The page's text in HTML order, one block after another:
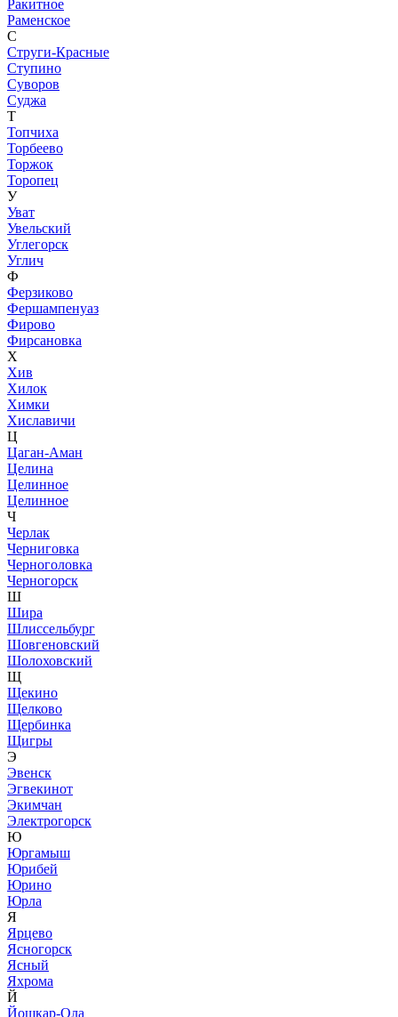
Ракитное
Раменское
С
Струги-Красные
Ступино
Суворов
Суджа
Т
Топчиха
Торбеево
Торжок
Торопец
У
Уват
Увельский
Углегорск
Углич
Ф
Ферзиково
Фершампенуаз
Фирово
Фирсановка
Х
Хив
Хилок
Химки
Хиславичи
Ц
Цаган-Аман
Целина
Целинное
Целинное
Ч
Черлак
Черниговка
Черноголовка
Черногорск
Ш
Шира
Шлиссельбург
Шовгеновский
Шолоховский
Щ
Щекино
Щелково
Щербинка
Щигры
Э
Эвенск
Эгвекинот
Экимчан
Электрогорск
Ю
Юргамыш
Юрибей
Юрино
Юрла
Я
Ярцево
Ясногорск
Ясный
Яхрома
Й
Йошкар-Ола